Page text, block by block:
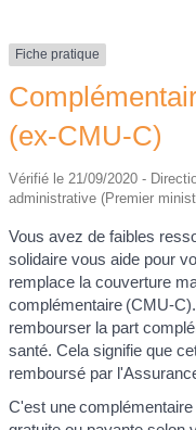
Fiche pratique
(ex-CMU-C)
Vérifié le 21/09/2020 -
administrative (Premier
Vous avez de faibles
solidaire vous aide pour
remplace la couverture
complémentaire (CMU-
rembourser la part
santé. Cela signifie que
remboursé par
C'est une